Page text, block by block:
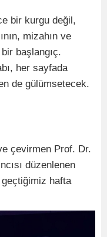
bir kurgu değil,
mizahın ve
başlangıç.
her sayfada
de gülümsetecek.
çevirmen Prof. Dr.
düzenlenen
hafta